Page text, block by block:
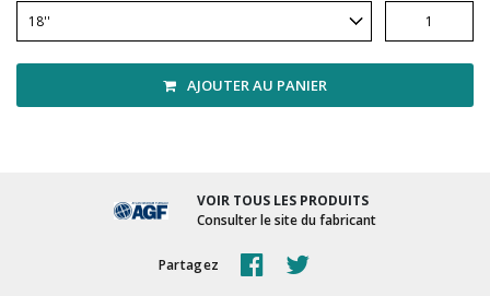
AJOUTER AU PANIER
VOIR TOUS LES PRODUITS
Consulter le site du fabricant
Partagez